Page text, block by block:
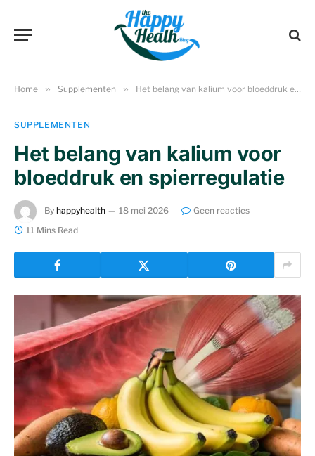
Home » Supplementen » Het belang van kalium voor bloeddruk en spierregulatie
SUPPLEMENTEN
Het belang van kalium voor
bloeddruk en spierregulatie
By happyhealth 18 mei 2026
Geen reacties
11 Mins Read